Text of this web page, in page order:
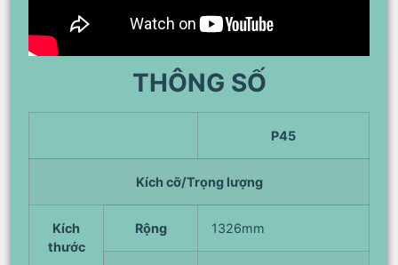
THÔNG SỐ
P45
Kích cỡ/Trọng lượng
Kích
thước
Rộng 1326mm